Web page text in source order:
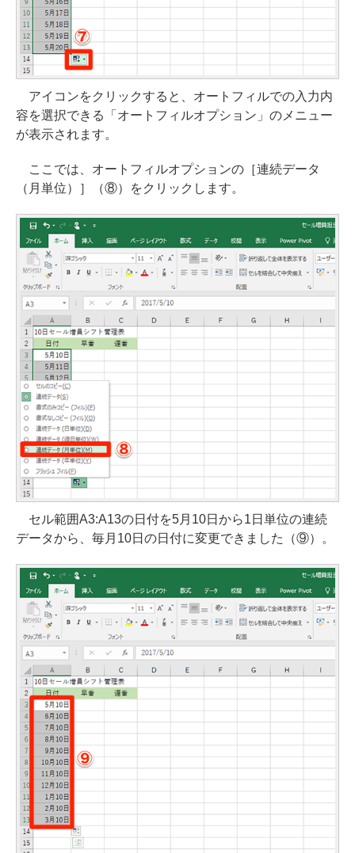
アイコンをクリックすると、オートフィルでの入力内
容を選択できる「オートフィルオプション」のメニュー
が表示されます。
ここでは、オートフィルオプションの［連続データ
（月単位）］（⑧）をクリックします。
セル範囲A3:A13の日付を5月10日から1日単位の連続
データから、毎月10日の日付に変更できました（⑨）。